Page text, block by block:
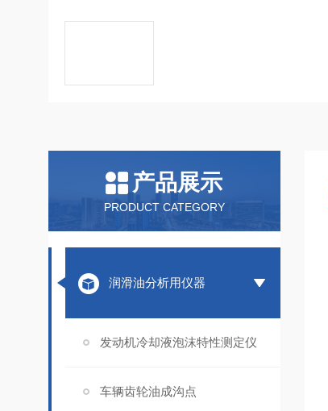
产品展示
PRODUCT CATEGORY
润滑油分析用仪器
发动机冷却液泡沫特性测定仪
车辆齿轮油成沟点